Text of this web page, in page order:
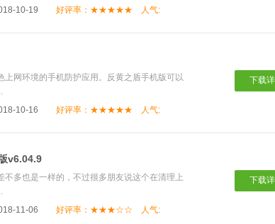
10-19 好评率：★★★★★ 人气:
上网环境的手机防护应用。反黄之盾手机版可以
下载
10-16 好评率：★★★★★ 人气:
v6.04.9
不多也是一样的，不过很多朋友说这个在清理上
下载
11-06 好评率：★★★☆☆ 人气: